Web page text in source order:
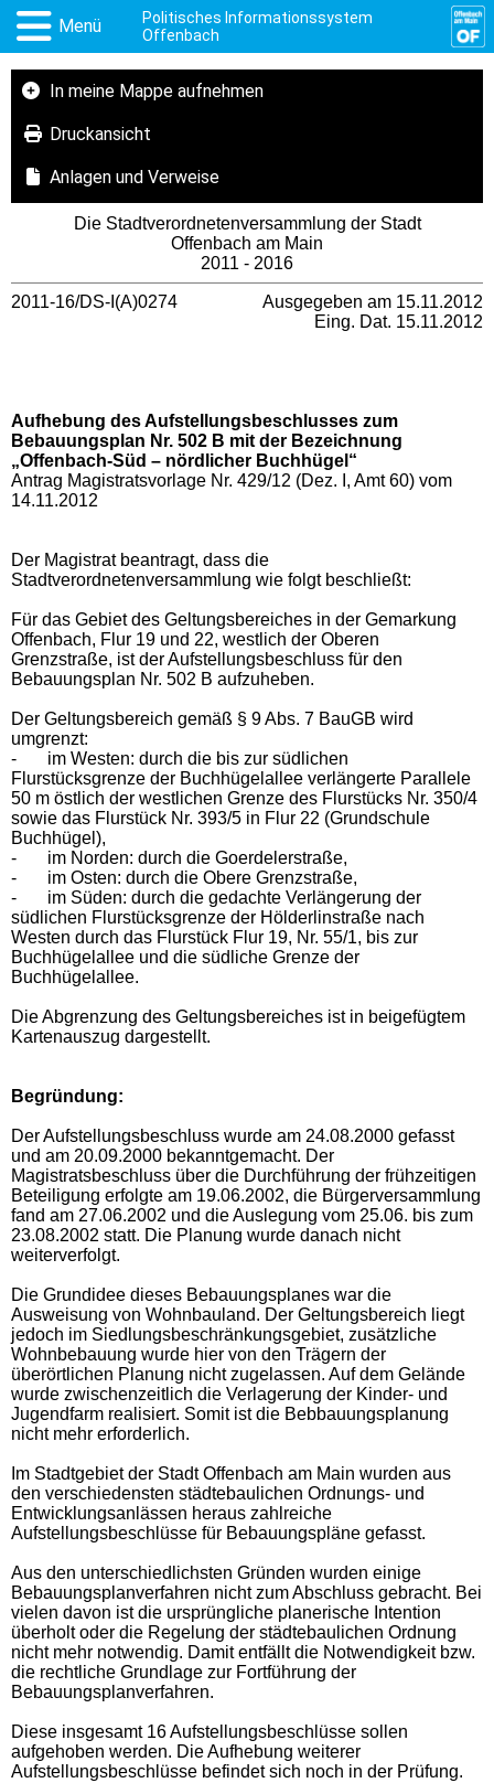
Menü
Politisches Informationssystem
Offenbach
In meine Mappe aufnehmen
Druckansicht
Anlagen und Verweise
Die Stadtverordnetenversammlung der Stadt
Offenbach am Main
2011 - 2016
2011-16/DS-I(A)0274
Ausgegeben am 15.11.2012
Eing. Dat. 15.11.2012
Aufhebung des Aufstellungsbeschlusses zum
Bebauungsplan Nr. 502 B mit der Bezeichnung
„Offenbach-Süd – nördlicher Buchhügel“
Antrag Magistratsvorlage Nr. 429/12 (Dez. I, Amt 60) vom
14.11.2012
Der Magistrat beantragt, dass die
Stadtverordnetenversammlung wie folgt beschließt:
Für das Gebiet des Geltungsbereiches in der Gemarkung
Offenbach, Flur 19 und 22, westlich der Oberen
Grenzstraße, ist der Aufstellungsbeschluss für den
Bebauungsplan Nr. 502 B aufzuheben.
Der Geltungsbereich gemäß § 9 Abs. 7 BauGB wird
umgrenzt:
-
im Westen: durch die bis zur südlichen
Flurstücksgrenze der Buchhügelallee verlängerte Parallele
50 m östlich der westlichen Grenze des Flurstücks Nr. 350/4
sowie das Flurstück Nr. 393/5 in Flur 22 (Grundschule
Buchhügel),
-
im Norden: durch die Goerdelerstraße,
-
im Osten: durch die Obere Grenzstraße,
-
im Süden: durch die gedachte Verlängerung der
südlichen Flurstücksgrenze der Hölderlinstraße nach
Westen durch das Flurstück Flur 19, Nr. 55/1, bis zur
Buchhügelallee und die südliche Grenze der
Buchhügelallee.
Die Abgrenzung des Geltungsbereiches ist in beigefügtem
Kartenauszug dargestellt.
Begründung:
Der Aufstellungsbeschluss wurde am 24.08.2000 gefasst
und am 20.09.2000 bekanntgemacht. Der
Magistratsbeschluss über die Durchführung der frühzeitigen
Beteiligung erfolgte am 19.06.2002, die Bürgerversammlung
fand am 27.06.2002 und die Auslegung vom 25.06. bis zum
23.08.2002 statt. Die Planung wurde danach nicht
weiterverfolgt.
Die Grundidee dieses Bebauungsplanes war die
Ausweisung von Wohnbauland. Der Geltungsbereich liegt
jedoch im Siedlungsbeschränkungsgebiet, zusätzliche
Wohnbebauung wurde hier von den Trägern der
überörtlichen Planung nicht zugelassen. Auf dem Gelände
wurde zwischenzeitlich die Verlagerung der Kinder- und
Jugendfarm realisiert. Somit ist die Bebbauungsplanung
nicht mehr erforderlich.
Im Stadtgebiet der Stadt Offenbach am Main wurden aus
den verschiedensten städtebaulichen Ordnungs- und
Entwicklungsanlässen heraus zahlreiche
Aufstellungsbeschlüsse für Bebauungspläne gefasst.
Aus den unterschiedlichsten Gründen wurden einige
Bebauungsplanverfahren nicht zum Abschluss gebracht. Bei
vielen davon ist die ursprüngliche planerische Intention
überholt oder die Regelung der städtebaulichen Ordnung
nicht mehr notwendig. Damit entfällt die Notwendigkeit bzw.
die rechtliche Grundlage zur Fortführung der
Bebauungsplanverfahren.
Diese insgesamt 16 Aufstellungsbeschlüsse sollen
aufgehoben werden. Die Aufhebung weiterer
Aufstellungsbeschlüsse befindet sich noch in der Prüfung.